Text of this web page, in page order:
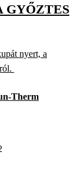
GYŐZTES
nyert, a
Therm